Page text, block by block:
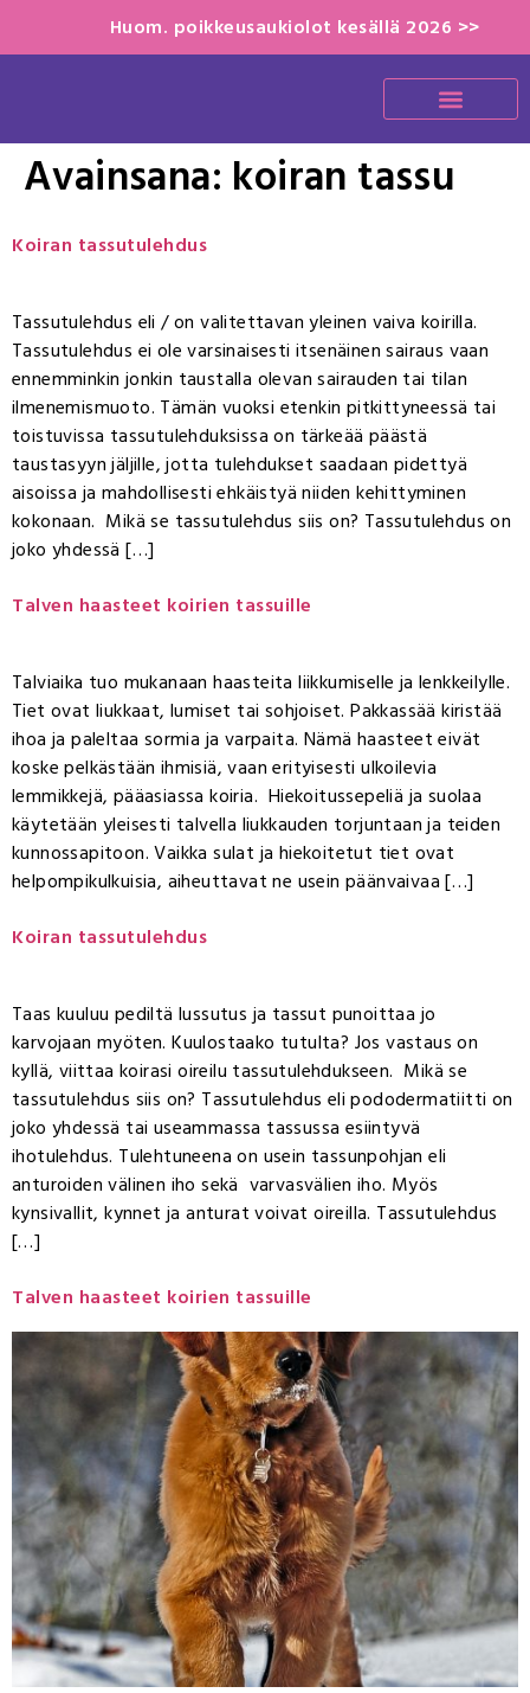
Huom. poikkeusaukiolot kesällä 2026 >>
Avainsana: koiran tassu
Koiran tassutulehdus
Tassutulehdus eli / on valitettavan yleinen vaiva koirilla.
Tassutulehdus ei ole varsinaisesti itsenäinen sairaus vaan
ennemminkin jonkin taustalla olevan sairauden tai tilan
ilmenemismuoto. Tämän vuoksi etenkin pitkittyneessä tai
toistuvissa tassutulehduksissa on tärkeää päästä
taustasyyn jäljille, jotta tulehdukset saadaan pidettyä
aisoissa ja mahdollisesti ehkäistyä niiden kehittyminen
kokonaan. Mikä se tassutulehdus siis on? Tassutulehdus on
joko yhdessä […]
Talven haasteet koirien tassuille
Talviaika tuo mukanaan haasteita liikkumiselle ja lenkkeilylle.
Tiet ovat liukkaat, lumiset tai sohjoiset. Pakkassää kiristää
ihoa ja paleltaa sormia ja varpaita. Nämä haasteet eivät
koske pelkästään ihmisiä, vaan erityisesti ulkoilevia
lemmikkejä, pääasiassa koiria. Hiekoitussepeliä ja suolaa
käytetään yleisesti talvella liukkauden torjuntaan ja teiden
kunnossapitoon. Vaikka sulat ja hiekoitetut tiet ovat
helpompikulkuisia, aiheuttavat ne usein päänvaivaa […]
Koiran tassutulehdus
Taas kuuluu pediltä lussutus ja tassut punoittaa jo
karvojaan myöten. Kuulostaako tutulta? Jos vastaus on
kyllä, viittaa koirasi oireilu tassutulehdukseen. Mikä se
tassutulehdus siis on? Tassutulehdus eli pododermatiitti on
joko yhdessä tai useammassa tassussa esiintyvä
ihotulehdus. Tulehtuneena on usein tassunpohjan eli
anturoiden välinen iho sekä varvasvälien iho. Myös
kynsivallit, kynnet ja anturat voivat oireilla. Tassutulehdus
[…]
Talven haasteet koirien tassuille